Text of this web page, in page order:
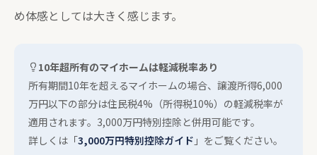
め体感としては大きく感じます。
10年超所有のマイホームは軽減税率あり
所有期間10年を超えるマイホームの場合、譲渡所得6,000
万円以下の部分は住民税4%（所得税10%）の軽減税率が
適用されます。3,000万円特別控除と併用可能です。
詳しくは「3,000万円特別控除ガイド 」をご覧ください。